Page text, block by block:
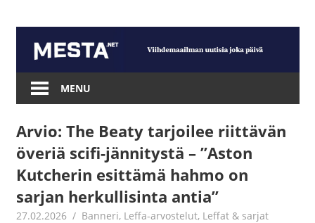
content
Mesta.net
MENU
Arvio: The Beaty tarjoilee riittävän
överiä scifi-jännitystä – ”Aston
Kutcherin esittämä hahmo on
sarjan herkullisinta antia”
27.02.2026 Jouni Hirn
Banneri, Leffa-arvostelut, Leffat & sarjat